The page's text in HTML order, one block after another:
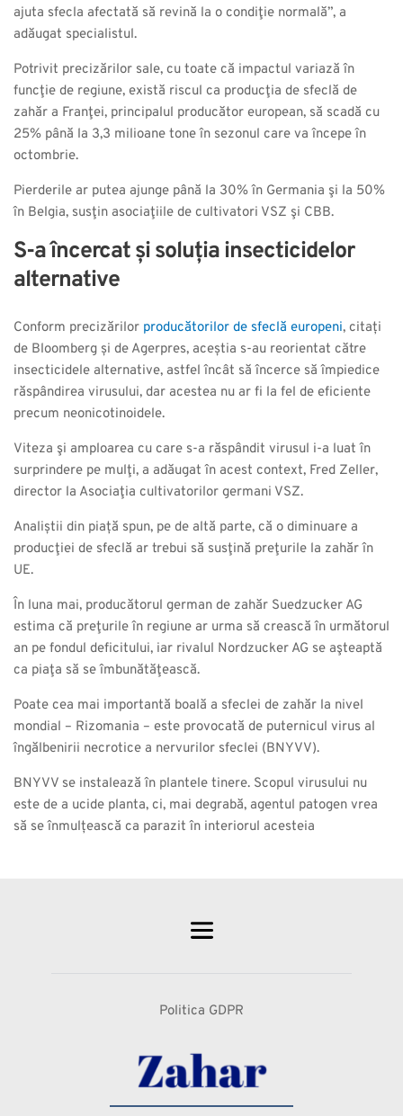
ajuta sfecla afectată să revină la o condiţie normală”, a
adăugat specialistul.
Potrivit precizărilor sale, cu toate că impactul variază în
funcţie de regiune, există riscul ca producţia de sfeclă de
zahăr a Franţei, principalul producător european, să scadă cu
25% până la 3,3 milioane tone în sezonul care va începe în
octombrie.
Pierderile ar putea ajunge până la 30% în Germania şi la 50%
în Belgia, susţin asociaţiile de cultivatori VSZ şi CBB.
S-a încercat și soluția insecticidelor
alternative
Conform precizărilor producătorilor de sfeclă europeni, citați
de Bloomberg și de Agerpres, aceștia s-au reorientat către
insecticidele alternative, astfel încât să încerce să împiedice
răspândirea virusului, dar acestea nu ar fi la fel de eficiente
precum neonicotinoidele.
Viteza şi amploarea cu care s-a răspândit virusul i-a luat în
surprindere pe mulţi, a adăugat în acest context, Fred Zeller,
director la Asociaţia cultivatorilor germani VSZ.
Analiștii din piață spun, pe de altă parte, că o diminuare a
producţiei de sfeclă ar trebui să susţină preţurile la zahăr în
UE.
În luna mai, producătorul german de zahăr Suedzucker AG
estima că preţurile în regiune ar urma să crească în următorul
an pe fondul deficitului, iar rivalul Nordzucker AG se aşteaptă
ca piaţa să se îmbunătăţească.
Poate cea mai importantă boală a sfeclei de zahăr la nivel
mondial – Rizomania – este provocată de puternicul virus al
îngălbenirii necrotice a nervurilor sfeclei (BNYVV).
BNYVV se instalează în plantele tinere. Scopul virusului nu
este de a ucide planta, ci, mai degrabă, agentul patogen vrea
să se înmulțească ca parazit în interiorul acesteia
Politica GDPR